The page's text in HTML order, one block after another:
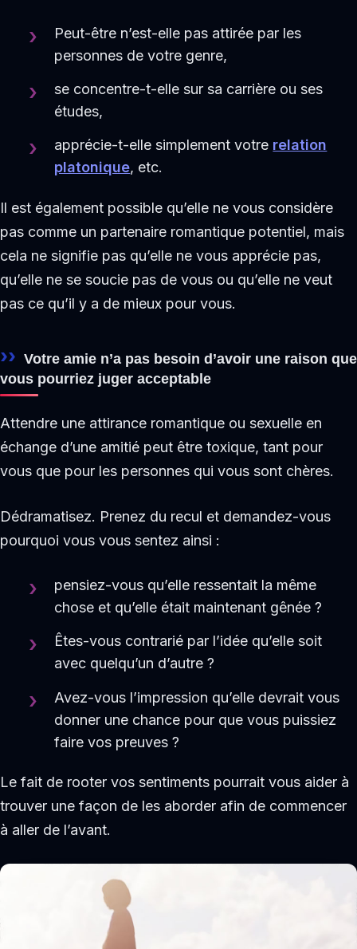
Peut-être n’est-elle pas attirée par les
personnes de votre genre,
se concentre-t-elle sur sa carrière ou ses
études,
apprécie-t-elle simplement votre relation
platonique, etc.
Il est également possible qu’elle ne vous considère
pas comme un partenaire romantique potentiel, mais
cela ne signifie pas qu’elle ne vous apprécie pas,
qu’elle ne se soucie pas de vous ou qu’elle ne veut
pas ce qu’il y a de mieux pour vous.
Votre amie n’a pas besoin d’avoir une raison que
vous pourriez juger acceptable
Attendre une attirance romantique ou sexuelle en
échange d’une amitié peut être toxique, tant pour
vous que pour les personnes qui vous sont chères.
Dédramatisez. Prenez du recul et demandez-vous
pourquoi vous vous sentez ainsi :
pensiez-vous qu’elle ressentait la même
chose et qu’elle était maintenant gênée ?
Êtes-vous contrarié par l’idée qu’elle soit
avec quelqu’un d’autre ?
Avez-vous l’impression qu’elle devrait vous
donner une chance pour que vous puissiez
faire vos preuves ?
Le fait de rooter vos sentiments pourrait vous aider à
trouver une façon de les aborder afin de commencer
à aller de l’avant.